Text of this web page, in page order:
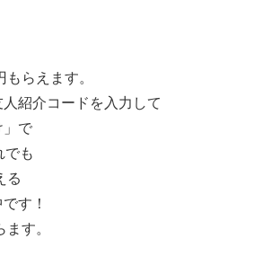
らえます。
紹介コードを入力して
」で
でも
る
す！
す。